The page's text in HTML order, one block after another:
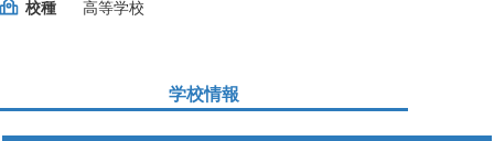
校種
高等学校
学校情報